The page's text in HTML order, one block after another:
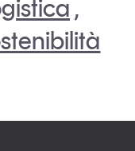
,